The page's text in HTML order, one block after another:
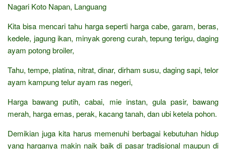
Nagari Koto Napan, Languang
Kita bisa mencari tahu harga seperti harga cabe, garam, beras,
kedele, jagung ikan, minyak goreng curah, tepung terigu, daging
ayam potong broiler,
Tahu, tempe, platina, nitrat, dinar, dirham susu, daging sapi, telor
ayam kampung telur ayam ras negeri,
Harga bawang putih, cabai, mie instan, gula pasir, bawang
merah, harga emas, perak, kacang tanah, dan ubi ketela pohon.
Demikian juga kita harus memenuhi berbagai kebutuhan hidup
yang harganya makin naik baik di pasar tradisional maupun di